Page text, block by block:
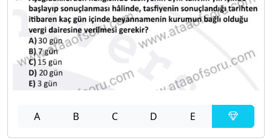
A B C D E